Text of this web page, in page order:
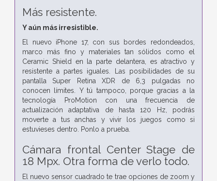
Más resistente.
Y aún más irresistible.
El nuevo iPhone 17, con sus bordes redondeados,
marco más fino y materiales tan sólidos como el
Ceramic Shield en la parte delantera, es atractivo y
resistente a partes iguales. Las posibilidades de su
pantalla Super Retina XDR de 6,3 pulgadas no
conocen límites. Y tú tampoco, porque gracias a la
tecnología ProMotion con una frecuencia de
actualización adaptativa de hasta 120 Hz, podrás
moverte a tus anchas y vivir los juegos como si
estuvieses dentro. Ponlo a prueba.
Cámara frontal Center Stage de
18 Mpx. Otra forma de verlo todo.
El nuevo sensor cuadrado te trae opciones de zoom y